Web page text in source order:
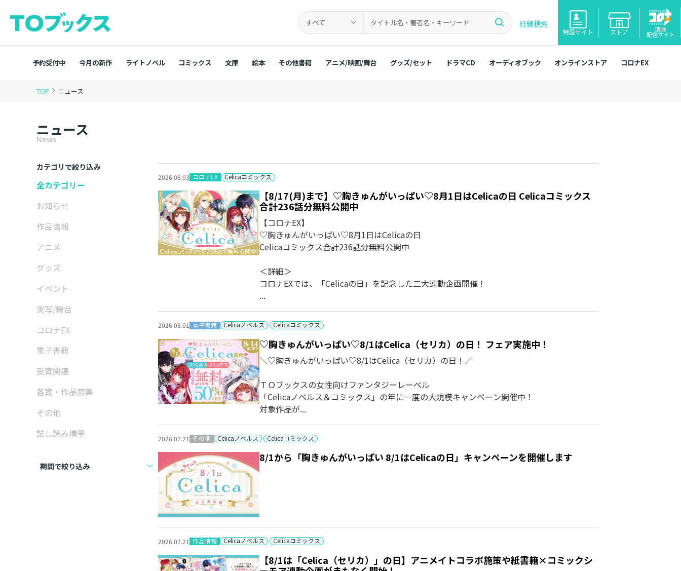
すべて 詳細検索
特設サイト ストア 漫画
配信サイト
予約受付中 今月の新作 ライトノベル コミックス 文庫 絵本 その他書籍 アニメ/映画/舞台 グッズ/セット ドラマCD オーディオブック オンラインストア コロナEX
TOP ニュース
ニュース
News
カテゴリで絞り込み
全カテゴリー
お知らせ
作品情報
アニメ
グッズ
イベント
実写/舞台
コロナEX
電子書籍
受賞関連
各賞・作品募集
その他
試し読み増量
期間で絞り込み
2026.08.03 コロナEX Celicaコミックス
【8/17(月)まで】♡胸きゅんがいっぱい♡8月1日はCelicaの日 Celicaコミックス
合計236話分無料公開中
【コロナEX】
♡胸きゅんがいっぱい♡8月1日はCelicaの日
Celicaコミックス合計236話分無料公開中
＜詳細＞
コロナEXでは、「Celicaの日」を記念した二大連動企画開催！
...
2026.08.01 電子書籍 Celicaノベルス Celicaコミックス
♡胸きゅんがいっぱい♡8/1はCelica（セリカ）の日！ フェア実施中！
＼♡胸きゅんがいっぱい♡8/1はCelica（セリカ）の日！／
ＴＯブックスの女性向けファンタジーレーベル
「Celicaノベルス＆コミックス」の年に一度の大規模キャンペーン開催中！
対象作品が...
2026.07.21 その他 Celicaノベルス Celicaコミックス
8/1から「胸きゅんがいっぱい 8/1はCelicaの日」キャンペーンを開催します
2026.07.21 作品情報 Celicaノベルス Celicaコミックス
【8/1は「Celica（セリカ）」の日】アニメイトコラボ施策や紙書籍×コミックシ